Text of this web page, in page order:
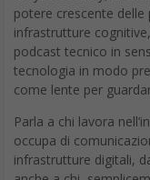
potere crescente
infrastrutture
podcast tecnico in
tecnologia in modo
come lente per
Parla a chi lavora
occupa di
infrastrutture digitali,